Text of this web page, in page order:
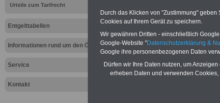
Urteile zum Tarifrecht
Entgelttabellen
Informationen rund um den ÖD
Service
Kontakt
ZurÜbersicht
.
Durch das Klicken von "Zustimmung"
Cookies auf Ihrem Gerät zu speichern.
Wir gewähren Dritten - einschließlich
Google-Website "Datenschutzerklärung &
Google ihre personenbezogenen Daten
Dürfen wir Ihre Daten nutzen, um
erheben Daten und verwenden